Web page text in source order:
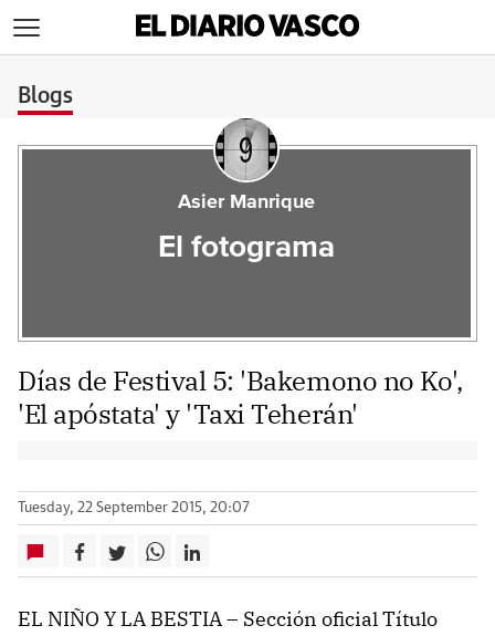
Blogs
Asier Manrique
El fotograma
Días de Festival 5: 'Bakemono no Ko',
'El apóstata' y 'Taxi Teherán'
Tuesday, 22 September 2015, 20:07
EL NIÑO Y LA BESTIA – Sección oficial Título